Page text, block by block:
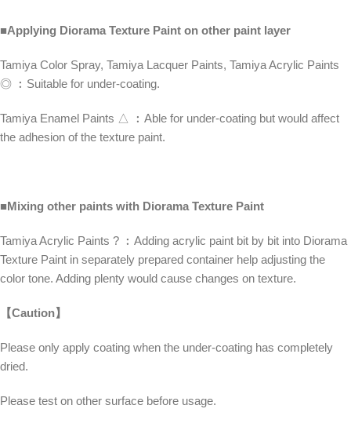
■Applying Diorama Texture Paint on other paint layer
Tamiya Color Spray, Tamiya Lacquer Paints, Tamiya Acrylic Paints
◎ ︰Suitable for under-coating.
Tamiya Enamel Paints △ ︰Able for under-coating but would affect
the adhesion of the texture paint.
■Mixing other paints with Diorama Texture Paint
Tamiya Acrylic Paints ? ︰Adding acrylic paint bit by bit into Diorama
Texture Paint in separately prepared container help adjusting the
color tone. Adding plenty would cause changes on texture.
【Caution】
Please only apply coating when the under-coating has completely
dried.
Please test on other surface before usage.